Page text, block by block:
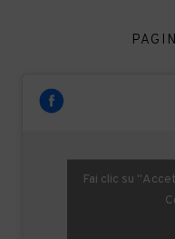
Fai clic su